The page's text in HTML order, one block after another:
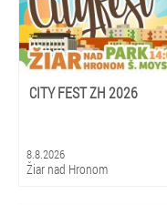
CITY FEST ZH 2026
8.8.2026
Žiar nad Hronom